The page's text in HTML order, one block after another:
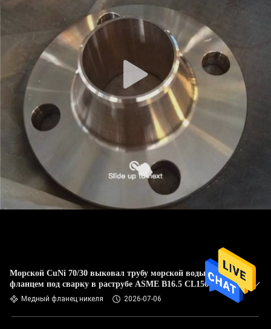
Морской CuNi 70/30 выковал трубу морской воды с
фланцем под сварку в раструбе ASME B16.5 CL150
Медный фланец никеля 2026-07-06